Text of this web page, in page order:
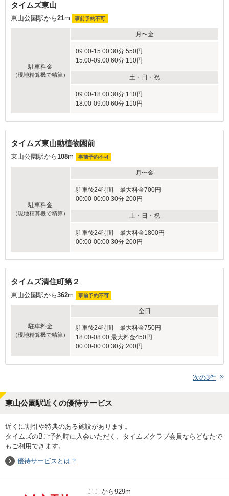
タイムズ東山
東山公園駅から21m 事前予約不可
駐車料金
（現地精算機で精算）
月〜金
09:00-15:00 30分 550円
15:00-09:00 60分 110円
土・日・祝
09:00-18:00 30分 110円
18:00-09:00 60分 110円
タイムズ東山動植物園前
東山公園駅から108m 事前予約不可
駐車料金
（現地精算機で精算）
月〜金
駐車後24時間 最大料金700円
00:00-00:00 30分 200円
土・日・祝
駐車後24時間 最大料金1800円
00:00-00:00 30分 200円
タイムズ清住町第２
東山公園駅から362m 事前予約不可
駐車料金
（現地精算機で精算）
全日
駐車後24時間 最大料金750円
18:00-08:00 最大料金450円
00:00-00:00 30分 200円
次の3件
東山公園駅近くの優待サービス
近くに割引や特典のある施設があります。
タイムズのBご予約時に入会いただく、タイムズクラブ会員ならどなたで
もご利用できます。
優待サービスとは？
ここから929m